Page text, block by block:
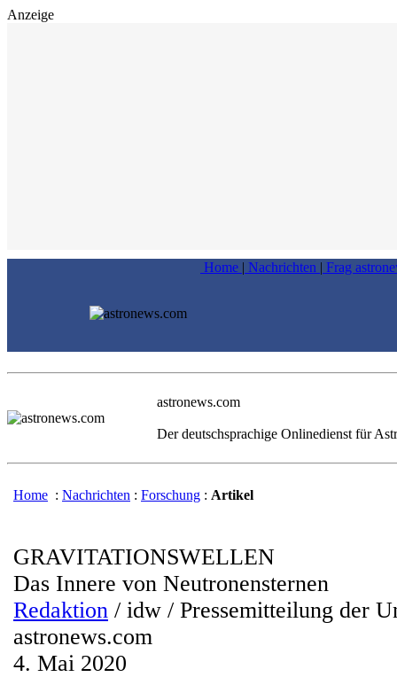
Anzeige
Home | Nachrichten | Frag
astronews.com
Der deutschsprachige Onlinedienst für
Home : Nachrichten : Forschung : Artikel
GRAVITATIONSWELLEN
Das Innere von Neutronensternen
Redaktion / idw / Pressemitteilung der
astronews.com
4. Mai 2020